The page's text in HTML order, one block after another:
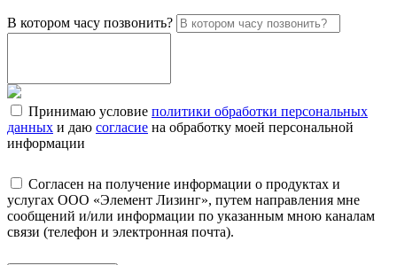
В котором часу позвонить?
Принимаю условие политики обработки персональных
данных и даю согласие на обработку моей персональной
информации
Согласен на получение информации о продуктах и
услугах ООО «Элемент Лизинг», путем направления мне
сообщений и/или информации по указанным мною каналам
связи (телефон и электронная почта).